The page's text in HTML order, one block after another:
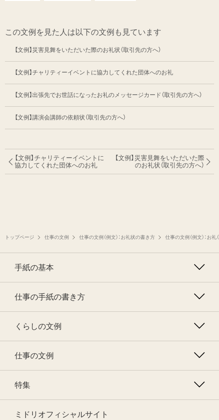
この文例を見た人は以下の文例も見ています
【文例】災害見舞をいただいた際のお礼状（取引先の方へ）
【文例】チャリティーイベントに協力してくれた団体へのお礼
【文例】出張先でお世話になったお礼のメッセージカード（取引先の方へ）
【文例】講演会講師の依頼状（取引先の方へ）
【文例】チャリティーイベントに
協力してくれた団体へのお礼
【文例】災害見舞をいただいた際
のお礼状 （取引先の方へ）
トップページ 仕事の文例 仕事の文例（例文）：お礼状の書き方 仕事の文例（例文）：お礼
手紙の基本
仕事の手紙の書き方
くらしの文例
仕事の文例
特集
ミドリオフィシャルサイト